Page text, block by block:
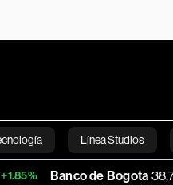
Línea Studios
English
de Bogota 38,720.00